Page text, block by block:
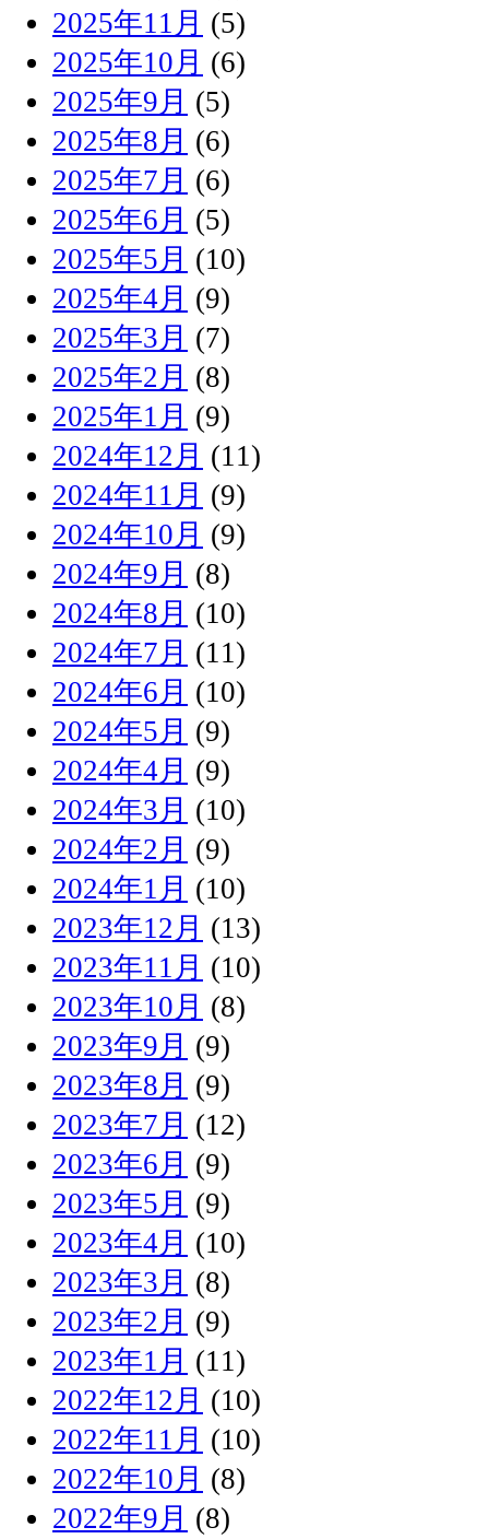
2025年11月 (5)
2025年10月 (6)
2025年9月 (5)
2025年8月 (6)
2025年7月 (6)
2025年6月 (5)
2025年5月 (10)
2025年4月 (9)
2025年3月 (7)
2025年2月 (8)
2025年1月 (9)
2024年12月 (11)
2024年11月 (9)
2024年10月 (9)
2024年9月 (8)
2024年8月 (10)
2024年7月 (11)
2024年6月 (10)
2024年5月 (9)
2024年4月 (9)
2024年3月 (10)
2024年2月 (9)
2024年1月 (10)
2023年12月 (13)
2023年11月 (10)
2023年10月 (8)
2023年9月 (9)
2023年8月 (9)
2023年7月 (12)
2023年6月 (9)
2023年5月 (9)
2023年4月 (10)
2023年3月 (8)
2023年2月 (9)
2023年1月 (11)
2022年12月 (10)
2022年11月 (10)
2022年10月 (8)
2022年9月 (8)